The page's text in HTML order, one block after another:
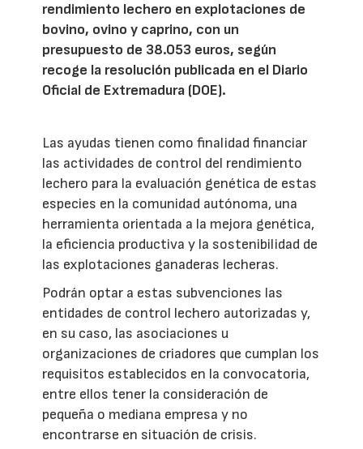
rendimiento lechero en explotaciones de
bovino, ovino y caprino, con un
presupuesto de 38.053 euros, según
recoge la resolución publicada en el Diario
Oficial de Extremadura (DOE).
Las ayudas tienen como finalidad financiar
las actividades de control del rendimiento
lechero para la evaluación genética de estas
especies en la comunidad autónoma, una
herramienta orientada a la mejora genética,
la eficiencia productiva y la sostenibilidad de
las explotaciones ganaderas lecheras.
Podrán optar a estas subvenciones las
entidades de control lechero autorizadas y,
en su caso, las asociaciones u
organizaciones de criadores que cumplan los
requisitos establecidos en la convocatoria,
entre ellos tener la consideración de
pequeña o mediana empresa y no
encontrarse en situación de crisis.